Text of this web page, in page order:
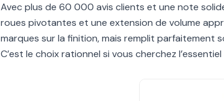
Avec plus de 60 000 avis clients et une note
roues pivotantes et une extension de volume
marques sur la finition, mais remplit parfaitement
C’est le choix rationnel si vous cherchez